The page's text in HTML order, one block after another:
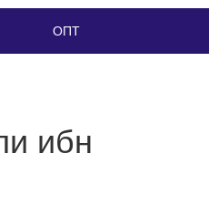
ОПТ
ибн